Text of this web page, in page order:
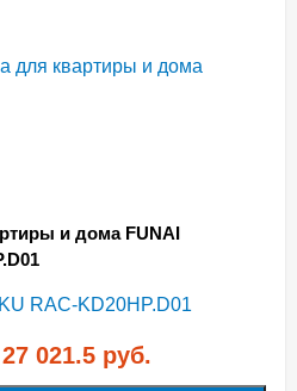
и дома FUNAI
27 021.5 руб.